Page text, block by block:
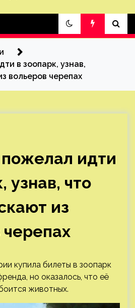
в зоопарк, узнав,
вольеров черепах
идти
узнав, что
из
черепах
купила билеты в зоопарк
но оказалось, что её
животных.